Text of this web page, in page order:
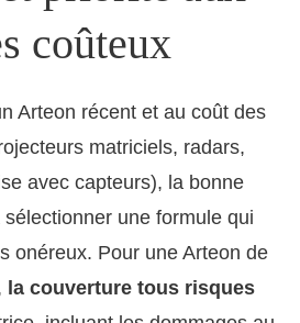
coûteux
Arteon récent et au coût des
matriciels, radars,
avec capteurs), la bonne
une formule qui
onéreux. Pour une Arteon de
la couverture tous risques